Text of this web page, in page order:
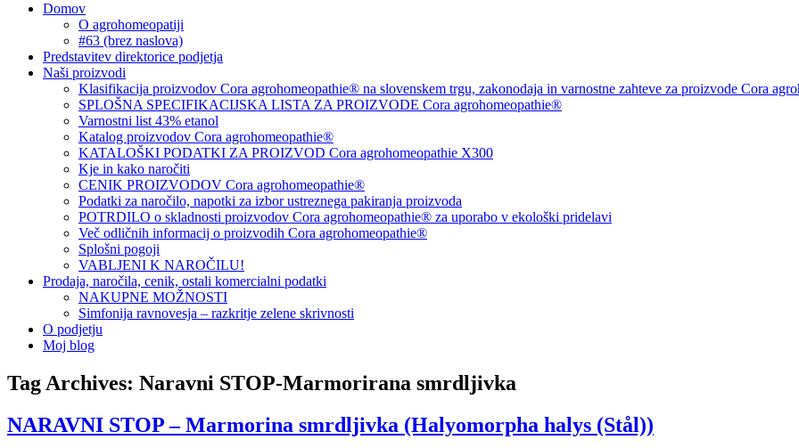
Domov
O agrohomeopatiji
#63 (brez naslova)
Predstavitev direktorice podjetja
Naši proizvodi
Klasifikacija proizvodov Cora agrohomeopathie® na slovenskem trgu, zakonodaja in varnostne zahteve za proizvode Cora
SPLOŠNA SPECIFIKACIJSKA LISTA ZA PROIZVODE Cora agrohomeopathie®
Varnostni list 43% etanol
Katalog proizvodov Cora agrohomeopathie®
KATALOŠKI PODATKI ZA PROIZVOD Cora agrohomeopathie X300
Kje in kako naročiti
CENIK PROIZVODOV Cora agrohomeopathie®
Podatki za naročilo, napotki za izbor ustreznega pakiranja proizvoda
POTRDILO o skladnosti proizvodov Cora agrohomeopathie® za uporabo v ekološki pridelavi
Več odličnih informacij o proizvodih Cora agrohomeopathie®
Splošni pogoji
VABLJENI K NAROČILU!
Prodaja, naročila, cenik, ostali komercialni podatki
NAKUPNE MOŽNOSTI
Simfonija ravnovesja – razkritje zelene skrivnosti
O podjetju
Moj blog
Tag Archives: Naravni STOP-Marmorirana smrdljivka
NARAVNI STOP – Marmorina smrdljivka (Halyomorpha halys (Stål))